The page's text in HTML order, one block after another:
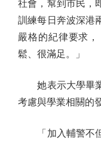
社會，幫到市民，
訓練每日奔波深港
嚴格的紀律要求
鬆、很滿足。」
她表示大學畢業
考慮與學業相關的
「加入輔警不但